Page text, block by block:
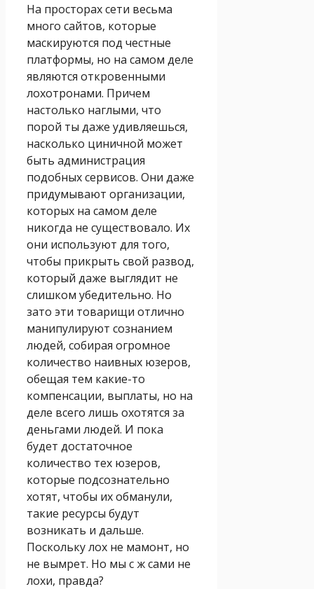
На просторах сети весьма
много сайтов, которые
маскируются под честные
платформы, но на самом деле
являются откровенными
лохотронами. Причем
настолько наглыми, что
порой ты даже удивляешься,
насколько циничной может
быть администрация
подобных сервисов. Они даже
придумывают организации,
которых на самом деле
никогда не существовало. Их
они используют для того,
чтобы прикрыть свой развод,
который даже выглядит не
слишком убедительно. Но
зато эти товарищи отлично
манипулируют сознанием
людей, собирая огромное
количество наивных юзеров,
обещая тем какие-то
компенсации, выплаты, но на
деле всего лишь охотятся за
деньгами людей. И пока
будет достаточное
количество тех юзеров,
которые подсознательно
хотят, чтобы их обманули,
такие ресурсы будут
возникать и дальше.
Поскольку лох не мамонт, но
не вымрет. Но мы с ж сами не
лохи, правда?